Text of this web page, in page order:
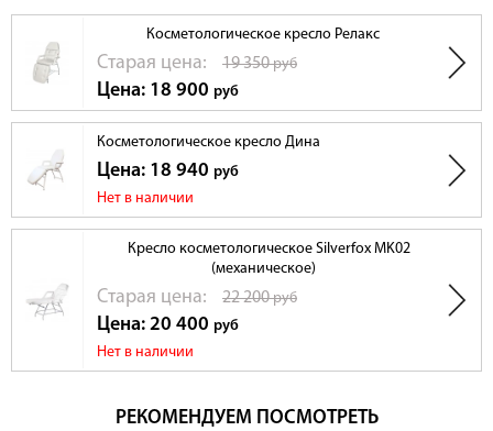
Косметологическое кресло Релакс
Cтарая цена: 19 350руб
Цена: 18 900 руб
Косметологическое кресло Дина
Цена: 18 940 руб
Нет в наличии
Кресло косметологическое Silverfox MK02
(механическое)
Cтарая цена: 22 200руб
Цена: 20 400 руб
Нет в наличии
РЕКОМЕНДУЕМ ПОСМОТРЕТЬ